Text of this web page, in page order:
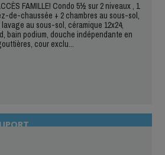
FAMILLE! Condo 5½ sur 2 niveaux , 1
de-chaussée + 2 chambres au sous-sol,
au sous-sol, céramique 12x24,
bain podium, douche indépendante en
cour exclu...